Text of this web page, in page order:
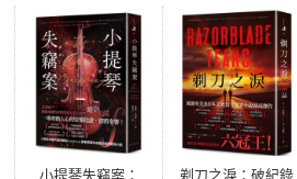
小提琴失竊案： 剃刀之淚：破紀錄